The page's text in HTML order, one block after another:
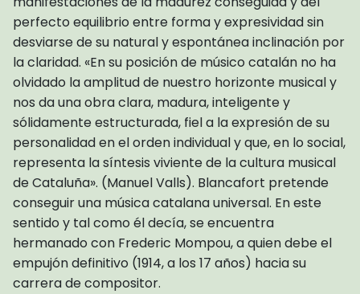
perfecto equilibrio entre forma y expresividad sin
desviarse de su natural y espontánea inclinación por
la claridad. «En su posición de músico catalán no ha
olvidado la amplitud de nuestro horizonte musical y
nos da una obra clara, madura, inteligente y
sólidamente estructurada, fiel a la expresión de su
personalidad en el orden individual y que, en lo social,
representa la síntesis viviente de la cultura musical
de Cataluña». (Manuel Valls). Blancafort pretende
conseguir una música catalana universal. En este
sentido y tal como él decía, se encuentra
hermanado con Frederic Mompou, a quien debe el
empujón definitivo (1914, a los 17 años) hacia su
carrera de compositor.